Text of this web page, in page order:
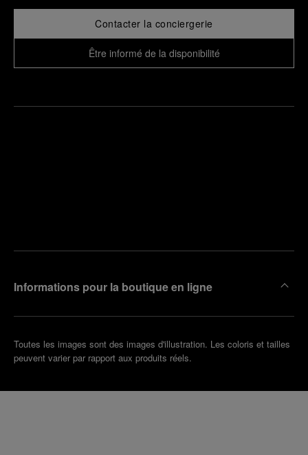
Contacter la conciergerie
Être informé de la disponibilité
Informations pour la boutique en ligne
Toutes les images sont des images d'illustration. Les coloris et tailles
peuvent varier par rapport aux produits réels.